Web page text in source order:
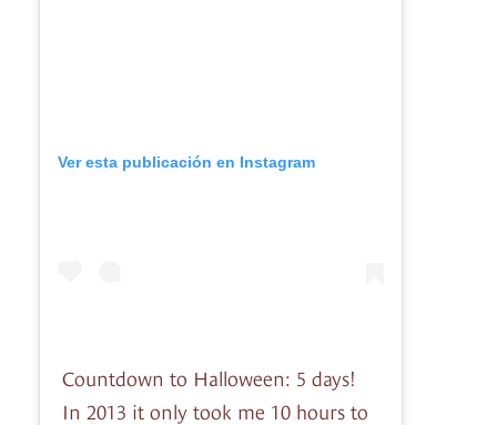
Ver esta publicación en Instagram
Countdown to Halloween: 5 days!
In 2013 it only took me 10 hours to